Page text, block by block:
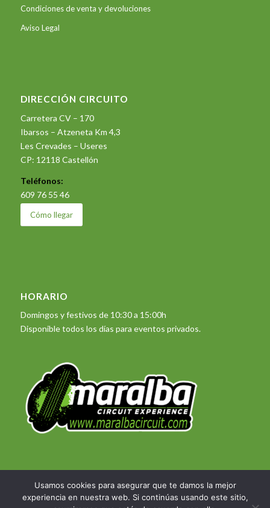
Condiciones de venta y devoluciones
Aviso Legal
DIRECCIÓN CIRCUITO
Carretera CV – 170
Ibarsos – Atzeneta Km 4,3
Les Crevades – Useres
CP: 12118 Castellón
Teléfonos:
609 76 55 46
Cómo llegar
HORARIO
Domingos y festivos de 10:30 a 15:00h
Disponible todos los días para eventos privados.
© Copyright 2023 - Maralba Circuit Experience - Desarrollo web DIASERTE
Usamos cookies para asegurar que te damos la mejor
experiencia en nuestra web. Si continúas usando este sitio,